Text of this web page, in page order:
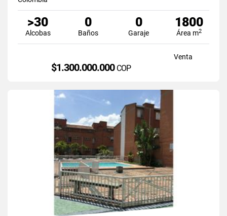
>30
Alcobas
0
Baños
0
Garaje
1800
Área m2
Venta
$1.300.000.000 COP